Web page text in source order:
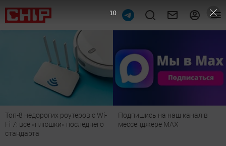
Топ-8 недорогих роутеров с Wi-
Fi 7: все «плюшки» последнего
стандарта
Подпишись на наш канал в
мессенджере МАХ
9